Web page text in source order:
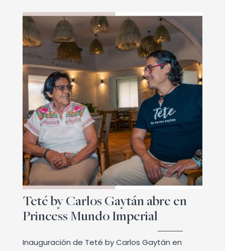
Teté by Carlos Gaytán abre en
Princess Mundo Imperial
Inauguración de Teté by Carlos Gaytán en